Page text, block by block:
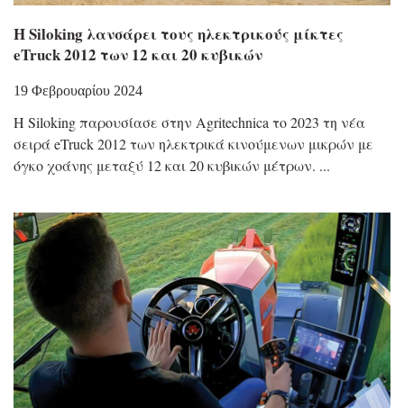
H Siloking λανσάρει τους ηλεκτρικούς μίκτες
eTruck 2012 των 12 και 20 κυβικών
19 Φεβρουαρίου 2024
Η Siloking παρουσίασε στην Agritechnica το 2023 τη νέα
σειρά eTruck 2012 των ηλεκτρικά κινούμενων μικρών με
όγκο χοάνης μεταξύ 12 και 20 κυβικών μέτρων.